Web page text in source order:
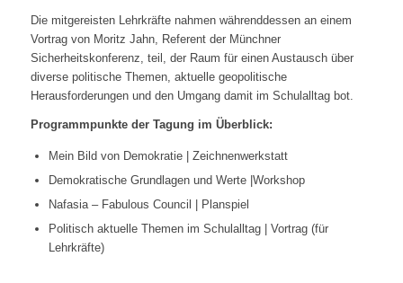
Die mitgereisten Lehrkräfte nahmen währenddessen an einem
Vortrag von Moritz Jahn, Referent der Münchner
Sicherheitskonferenz, teil, der Raum für einen Austausch über
diverse politische Themen, aktuelle geopolitische
Herausforderungen und den Umgang damit im Schulalltag bot.
Programmpunkte der Tagung im Überblick:
Mein Bild von Demokratie | Zeichnenwerkstatt
Demokratische Grundlagen und Werte |Workshop
Nafasia – Fabulous Council | Planspiel
Politisch aktuelle Themen im Schulalltag | Vortrag (für
Lehrkräfte)